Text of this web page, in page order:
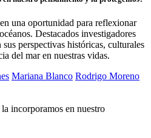
una oportunidad para reflexionar
Destacados investigadores
perspectivas históricas, culturales
del mar en nuestras vidas.
Mariana Blanco Rodrigo Moreno